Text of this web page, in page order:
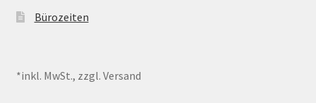
Bürozeiten
*inkl. MwSt., zzgl. Versand